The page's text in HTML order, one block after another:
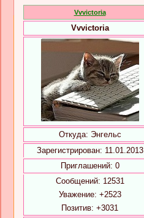
Vvvictoria
Vvvictoria
Откуда: Энгельс
Зарегистрирован: 11.01.2013
Приглашений: 0
Сообщений: 12531
Уважение: +2523
Позитив: +3031